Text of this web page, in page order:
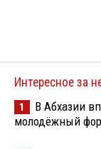
Интересное за
1
В Абхазии
молодёжный